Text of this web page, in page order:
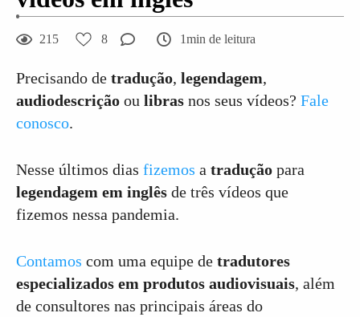
215 8 1min de leitura
Precisando de tradução, legendagem,
audiodescrição ou libras nos seus vídeos? Fale
conosco.
Nesse últimos dias fizemos a tradução para
legendagem em inglês de três vídeos que
fizemos nessa pandemia.
Contamos com uma equipe de tradutores
especializados em produtos audiovisuais, além
de consultores nas principais áreas do